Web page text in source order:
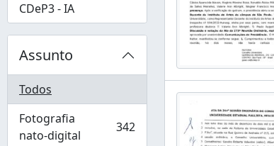
CDeP3 - IA
Assunto
Todos
Fotografia
nato-digital
, 342 resultados 342